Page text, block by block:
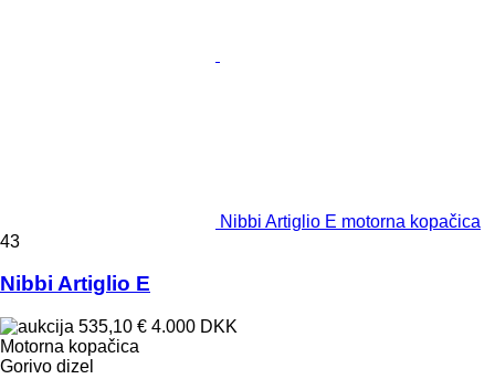
Nibbi Artiglio E motorna kopačica
43
Nibbi Artiglio E
535,10 € 4.000 DKK
Motorna kopačica
Gorivo dizel